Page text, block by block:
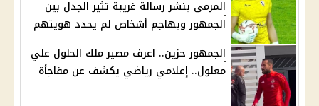
المرمى ينشر رسالة غريبة تثير الجدل بين
الجمهور ويهاجم أشخاص لم يحدد هويتهم
الجمهور حزين.. اعرف مصير ملك الحلول علي
معلول.. إعلامي رياضي يكشف عن مفاجأة